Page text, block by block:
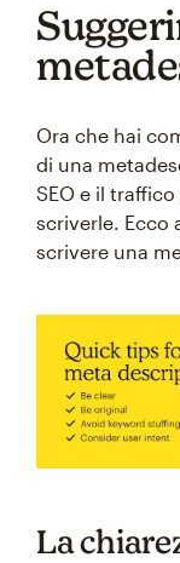
Ora che hai
di una
SEO e il
scriverle. Ecco
scrivere una
La